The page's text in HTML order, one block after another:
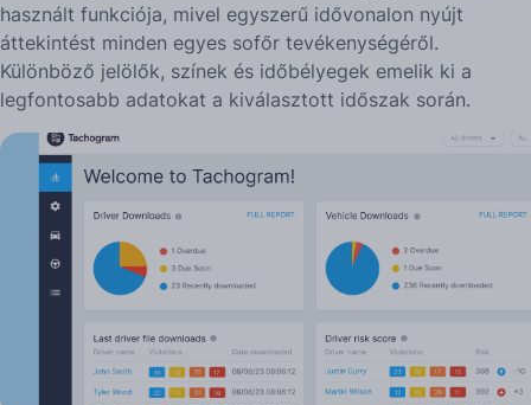
használt funkciója, mivel egyszerű idővonalon nyújt
áttekintést minden egyes sofőr tevékenységéről.
Különböző jelölők, színek és időbélyegek emelik ki a
legfontosabb adatokat a kiválasztott időszak során.